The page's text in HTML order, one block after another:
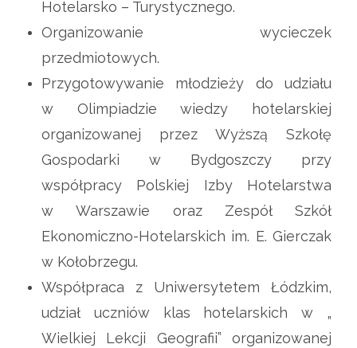
Hotelarsko – Turystycznego.
Organizowanie wycieczek
przedmiotowych.
Przygotowywanie młodzieży do udziału
w Olimpiadzie wiedzy hotelarskiej
organizowanej przez Wyższą Szkołę
Gospodarki w Bydgoszczy przy
współpracy Polskiej Izby Hotelarstwa
w Warszawie oraz Zespół Szkół
Ekonomiczno-Hotelarskich im. E. Gierczak
w Kołobrzegu.
Współpraca z Uniwersytetem Łódzkim,
udział uczniów klas hotelarskich w „
Wielkiej Lekcji Geografii” organizowanej